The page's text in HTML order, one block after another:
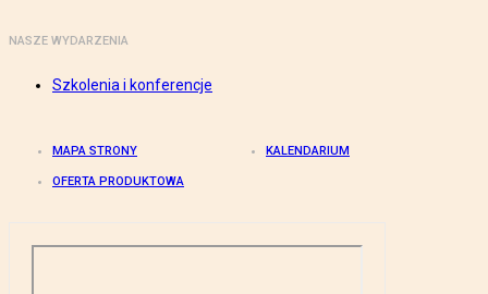
NASZE WYDARZENIA
Szkolenia i konferencje
MAPA STRONY KALENDARIUM
OFERTA PRODUKTOWA